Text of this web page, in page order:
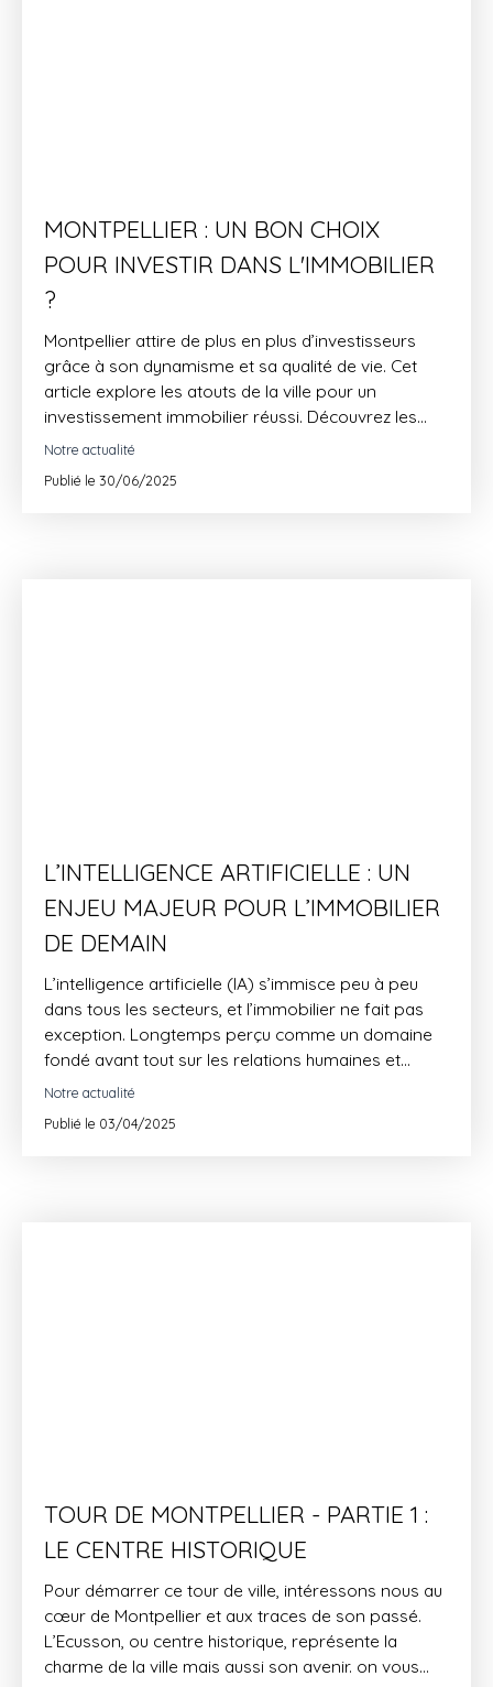
MONTPELLIER : UN BON CHOIX
POUR INVESTIR DANS L'IMMOBILIER
?
Montpellier attire de plus en plus d’investisseurs
grâce à son dynamisme et sa qualité de vie. Cet
article explore les atouts de la ville pour un
investissement immobilier réussi. Découvrez les
quartiers porteurs, la rentabilité locative et
IMMOBILIER.
Notre actualité
Publié le 30/06/2025
L’INTELLIGENCE ARTIFICIELLE : UN
ENJEU MAJEUR POUR L’IMMOBILIER
DE DEMAIN
L’intelligence artificielle (IA) s’immisce peu à peu
dans tous les secteurs, et l’immobilier ne fait pas
exception. Longtemps perçu comme un domaine
fondé avant tout sur les relations humaines et
l’intuition, le monde de l’immobilier est en pleine
enjeux derrière cette révolution technologique ?
Notre actualité
Publié le 03/04/2025
TOUR DE MONTPELLIER - PARTIE 1 :
LE CENTRE HISTORIQUE
Pour démarrer ce tour de ville, intéressons nous au
cœur de Montpellier et aux traces de son passé.
L’Ecusson, ou centre historique, représente la
charme de la ville mais aussi son avenir. on vous